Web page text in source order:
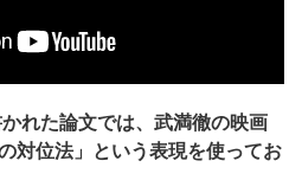
れた論文では、武満徹の映画
対位法」という表現を使ってお